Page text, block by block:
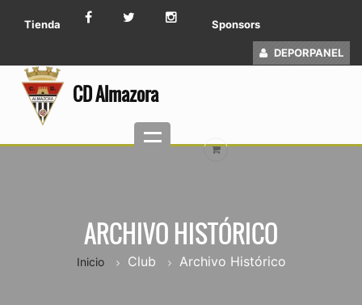
Tienda Sponsors
DEPORPANEL
CD Almazora
ARCHIVO HISTÓRICO
Inicio Club Archivo Histórico